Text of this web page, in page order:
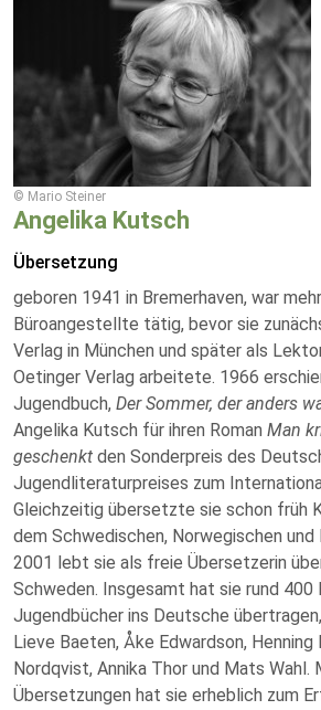
© Mario Steiner
Angelika Kutsch
Übersetzung
geboren 1941 in Bremerhaven, war
Büroangestellte tätig, bevor sie
Verlag in München und später als
Oetinger Verlag arbeitete. 1966
Jugendbuch, Der Sommer, der anders
Angelika Kutsch für ihren Roman Man
geschenkt den Sonderpreis des
Jugendliteraturpreises zum
Gleichzeitig übersetzte sie schon früh
dem Schwedischen, Norwegischen und
2001 lebt sie als freie Übersetzerin
Schweden. Insgesamt hat sie rund 400
Jugendbücher ins Deutsche
Lieve Baeten, Åke Edwardson, Henning
Nordqvist, Annika Thor und Mats Wahl.
Übersetzungen hat sie erheblich zum